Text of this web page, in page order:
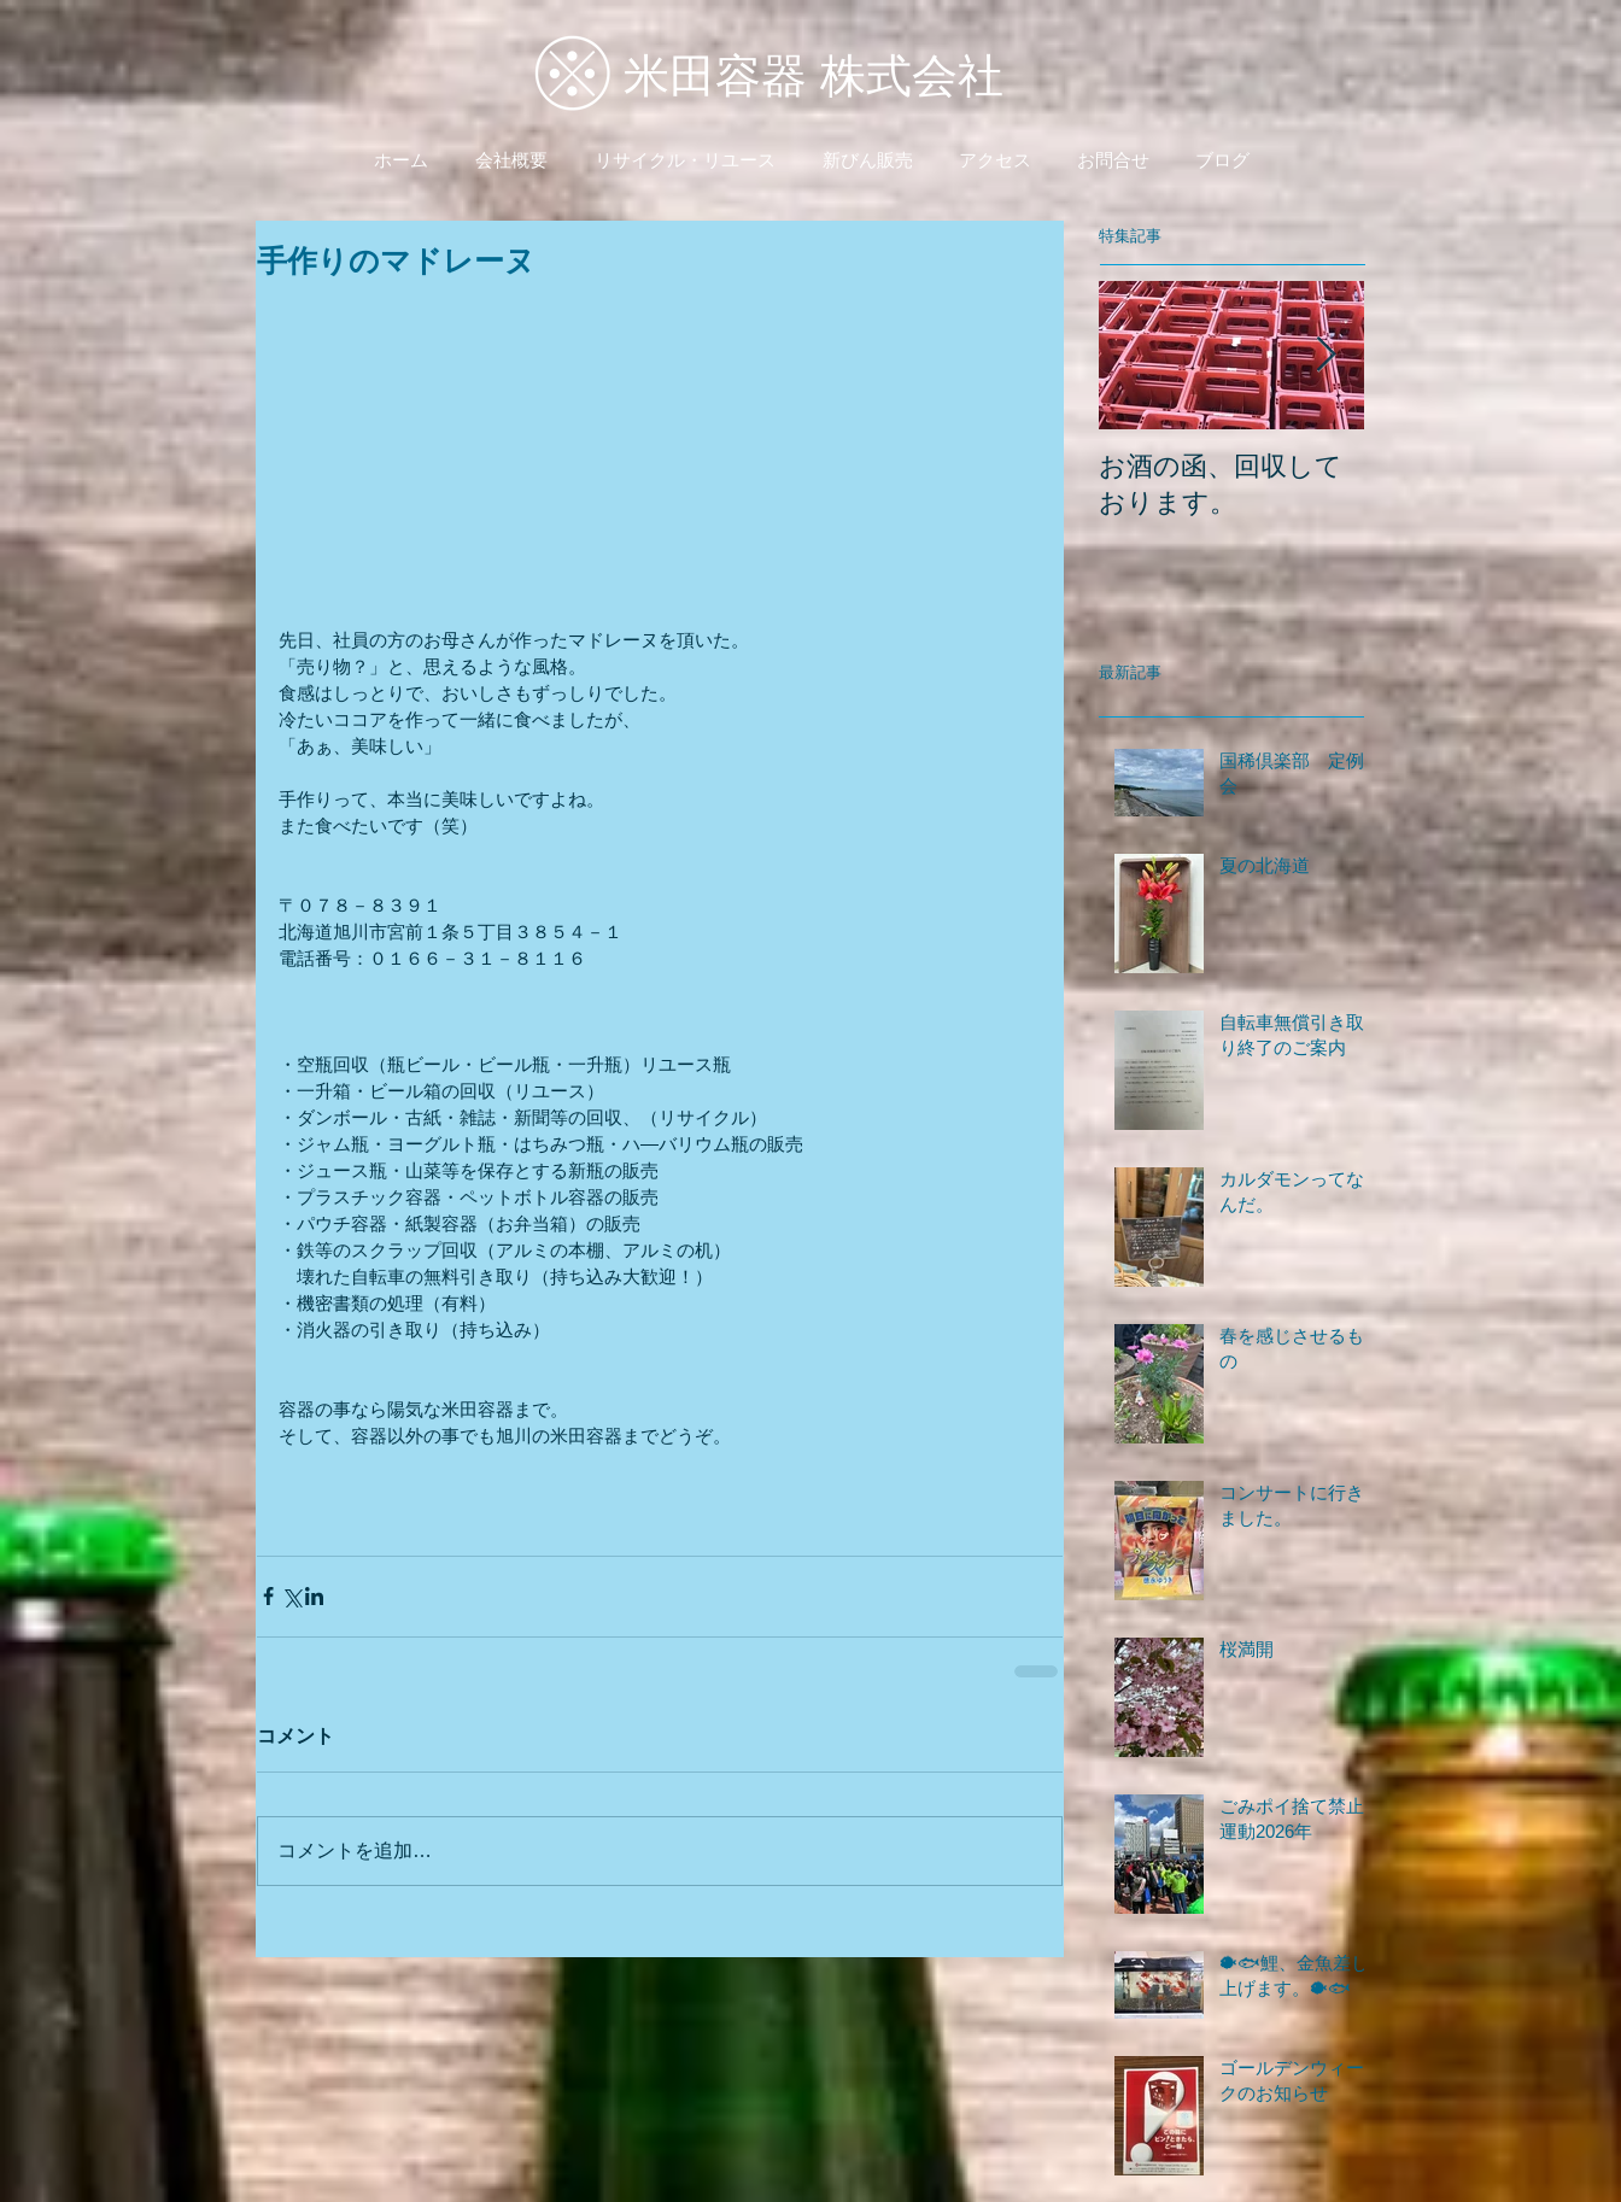
米田容器 株式会社
ホーム 会社概要 リサイクル・リユース 新びん販売 アクセス お問合せ ブログ
手作りのマドレーヌ
先日、社員の方のお母さんが作ったマドレーヌを頂いた。
「売り物？」と、思えるような風格。
食感はしっとりで、おいしさもずっしりでした。
冷たいココアを作って一緒に食べましたが、
「あぁ、美味しい」
手作りって、本当に美味しいですよね。
また食べたいです（笑）
〒０７８－８３９１
北海道旭川市宮前１条５丁目３８５４－１
電話番号：０１６６－３１－８１１６
・空瓶回収（瓶ビール・ビール瓶・一升瓶）リユース瓶
・一升箱・ビール箱の回収（リユース）
・ダンボール・古紙・雑誌・新聞等の回収、（リサイクル）
・ジャム瓶・ヨーグルト瓶・はちみつ瓶・ハ―バリウム瓶の販売
・ジュース瓶・山菜等を保存とする新瓶の販売
・プラスチック容器・ペットボトル容器の販売
・パウチ容器・紙製容器（お弁当箱）の販売
・鉄等のスクラップ回収（アルミの本棚、アルミの机）
壊れた自転車の無料引き取り（持ち込み大歓迎！）
・機密書類の処理（有料）
・消火器の引き取り（持ち込み）
容器の事なら陽気な米田容器まで。
そして、容器以外の事でも旭川の米田容器までどうぞ。
コメント
コメントを追加…
特集記事
お酒の函、回収して
おります。
最新記事
国稀倶楽部 定例
会
夏の北海道
自転車無償引き取
り終了のご案内
カルダモンってな
んだ。
春を感じさせるも
の
コンサートに行き
ました。
桜満開
ごみポイ捨て禁止
運動2026年
🐡🐟鯉、金魚差し
上げます。🐡🐟
ゴールデンウィー
クのお知らせ